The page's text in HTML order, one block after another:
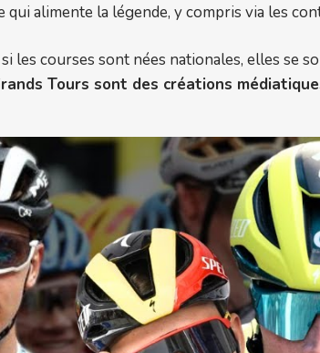
qui alimente la légende, y compris via les
les courses sont nées nationales, elles se
Tours sont des créations